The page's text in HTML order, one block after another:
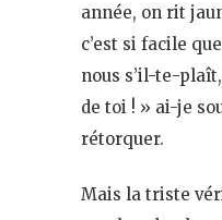
année, on rit
c’est si facile
nous s’il-te-
de toi ! » ai-je
rétorquer.
Mais la triste